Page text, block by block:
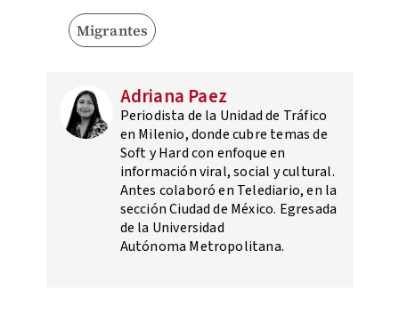
Migrantes
Adriana Paez
Periodista de la Unidad de Tráfico
en Milenio, donde cubre temas de
Soft y Hard con enfoque en
información viral, social y cultural.
Antes colaboró en Telediario, en la
sección Ciudad de México. Egresada
de la Universidad
Autónoma Metropolitana.